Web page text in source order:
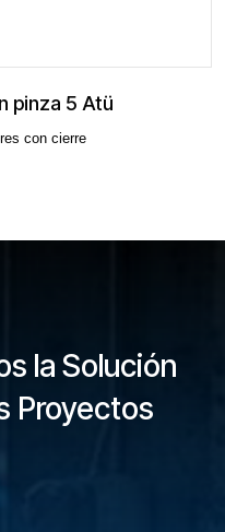
pinza 5 Atü
con cierre
la Solución
Proyectos